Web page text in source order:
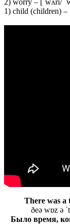
1) child (children) –
There was a
ðeə wɒz ə
Было время,